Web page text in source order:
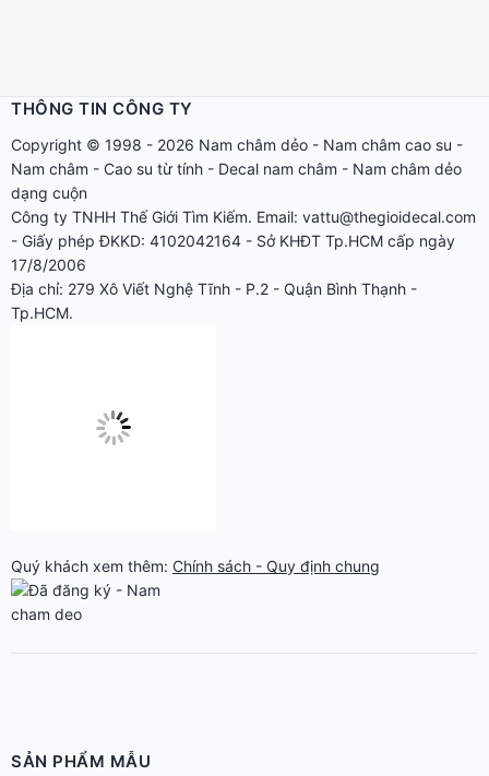
THÔNG TIN CÔNG TY
Copyright © 1998 - 2026 Nam châm dẻo - Nam châm cao su -
Nam châm - Cao su từ tính - Decal nam châm - Nam châm dẻo
dạng cuộn
Công ty TNHH Thế Giới Tìm Kiếm. Email: vattu@thegioidecal.com
- Giấy phép ĐKKD: 4102042164 - Sở KHĐT Tp.HCM cấp ngày
17/8/2006
Địa chỉ: 279 Xô Viết Nghệ Tĩnh - P.2 - Quận Bình Thạnh -
Tp.HCM.
SẢN PHẨM MẪU